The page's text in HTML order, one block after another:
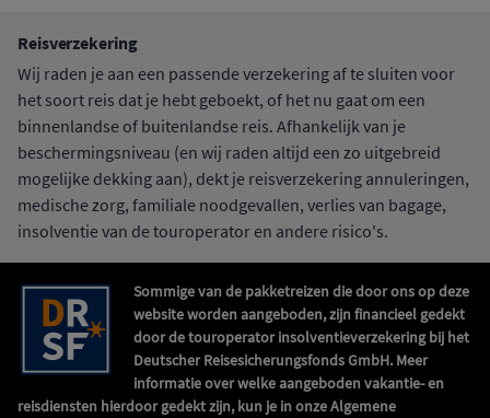
Reisverzekering
Wij raden je aan een passende verzekering af te sluiten voor
het soort reis dat je hebt geboekt, of het nu gaat om een
binnenlandse of buitenlandse reis. Afhankelijk van je
beschermingsniveau (en wij raden altijd een zo uitgebreid
mogelijke dekking aan), dekt je reisverzekering annuleringen,
medische zorg, familiale noodgevallen, verlies van bagage,
insolventie van de touroperator en andere risico's.
Sommige van de pakketreizen die door ons op deze
website worden aangeboden, zijn financieel gedekt
door de touroperator insolventieverzekering bij het
Deutscher Reisesicherungsfonds GmbH. Meer
informatie over welke aangeboden vakantie- en
reisdiensten hierdoor gedekt zijn, kun je in onze Algemene